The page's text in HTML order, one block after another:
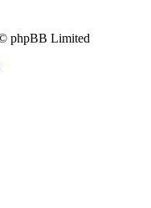
phpBB Limited